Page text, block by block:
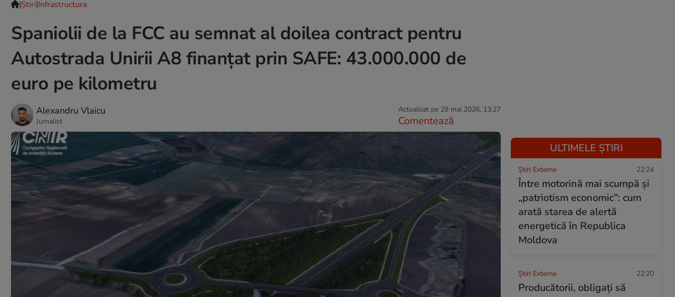
|Ştiri|Infrastructura
Spaniolii de la FCC au semnat al doilea contract pentru
Autostrada Unirii A8 finanțat prin SAFE: 43.000.000 de
euro pe kilometru
Alexandru Vlaicu
Jurnalist
Actualizat pe 29 mai 2026, 13:27
Comentează
ULTIMELE ȘTIRI
Știri Externe 22:24
Între motorină mai scumpă și
„patriotism economic”: cum
arată starea de alertă
energetică în Republica
Moldova
Știri Externe 22:20
Producătorii, obligați să